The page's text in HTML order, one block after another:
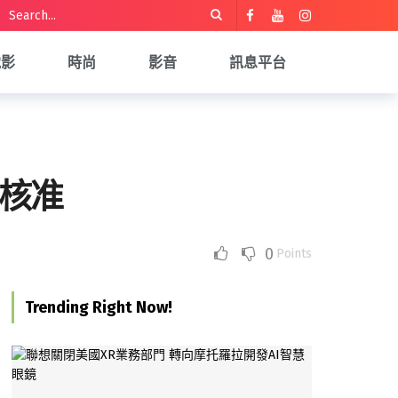
時尚 影音 訊息平台
准
0 Points
Trending Right Now!